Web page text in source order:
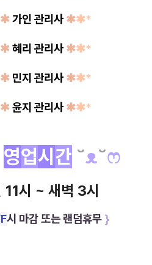
✱가인 관리사✱✱*
✱혜리 관리사✱✱*
✱ 민지 관리사✱✱*
✱윤지 관리사✱✱*
영업시 간 ˘ᴥ˘ෆ
11시 ~ 새벽 3시
시 마감 또는 랜덤휴무 }